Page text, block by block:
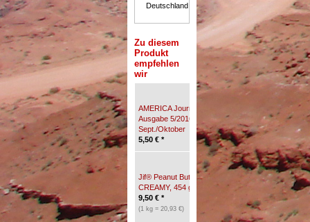
Deutschland
Zu diesem
Produkt
empfehlen
wir
AMERICA Journal -
Ausgabe 5/2016 -
Sept./Oktober
5,50 € *
AMERICA Journal -
Ausgabe 6/2014 -
November/Dezember
5,50 €*
Jif® Peanut Butter
CREAMY, 454 g, 16 oz.
9,50 € *
(1 kg = 20,93 €)
Jif® Peanut Butter
EXTRA CRUNCHY,
454 g, 16 oz.
9,50 €*
(1 kg = 20,93 €)